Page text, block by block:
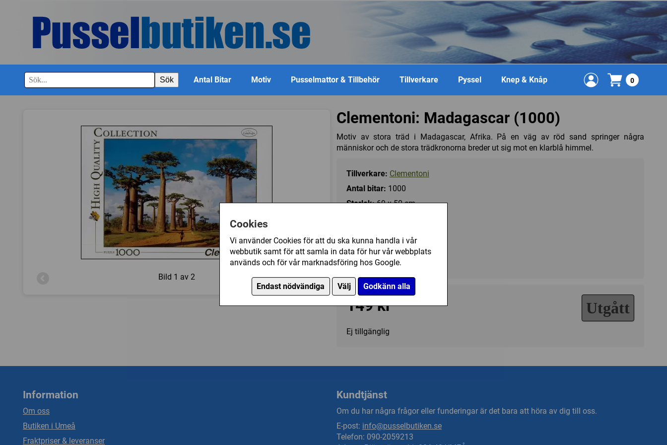
Cookies
Vi använder Cookies för att du ska kunna handla i vår
webbutik samt för att samla in data för hur vår webbplats
används och för vår marknadsföring hos Google.
Endast nödvändiga Välj Godkänn alla
Sök Antal Bitar Motiv Pusselmattor & Tillbehör Tillverkare Pyssel Knep & Knåp 0
Bild 1 av 2
Clementoni: Madagascar (1000)
Motiv av stora träd i Madagascar, Afrika. På en väg av röd sand springer några
människor och de stora trädkronorna breder ut sig mot en klarblå himmel.
Tillverkare: Clementoni
Antal bitar: 1000
Storlek:69 x 50 cm
Antal Bitar/1000 - 1499
Landskap/Övriga
149 kr Utgått
Ej tillgänglig
Information
Om oss
Butiken i Umeå
Fraktpriser & leveranser
Kundtjänst
Om du har några frågor eller funderingar är det bara att höra av dig till oss.
E-post: info@pusselbutiken.se
Telefon: 090-2059213